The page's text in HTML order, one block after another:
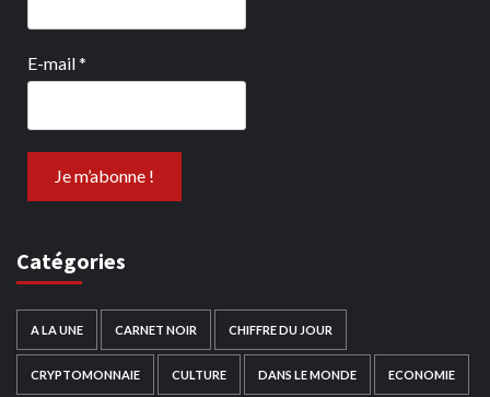
E-mail*
Catégories
A LA UNE CARNET NOIR CHIFFRE DU JOUR
CRYPTOMONNAIE CULTURE DANS LE MONDE ECONOMIE